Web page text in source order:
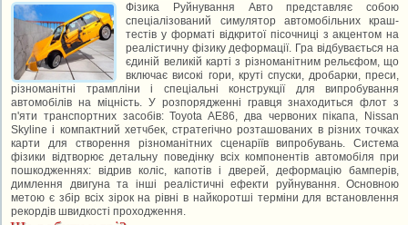
Фізика Руйнування Авто представляє собою
спеціалізований симулятор автомобільних краш-
тестів у форматі відкритої пісочниці з акцентом на
реалістичну фізику деформації. Гра відбувається на
єдиній великій карті з різноманітним рельєфом, що
включає високі гори, круті спуски, дробарки, преси,
різноманітні трампліни і спеціальні конструкції для випробування
автомобілів на міцність. У розпорядженні гравця знаходиться флот з
п'яти транспортних засобів: Toyota AE86, два червоних пікапа, Nissan
Skyline і компактний хетчбек, стратегічно розташованих в різних точках
карти для створення різноманітних сценаріїв випробувань. Система
фізики відтворює детальну поведінку всіх компонентів автомобіля при
пошкодженнях: відрив коліс, капотів і дверей, деформацію бамперів,
димлення двигуна та інші реалістичні ефекти руйнування. Основною
метою є збір всіх зірок на рівні в найкоротші терміни для встановлення
рекордів швидкості проходження.